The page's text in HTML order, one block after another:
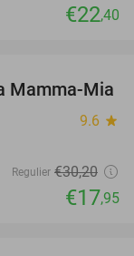
€22,40
41%
Mamma-Mia
9.6 star
Regulier €30,20
€17,95